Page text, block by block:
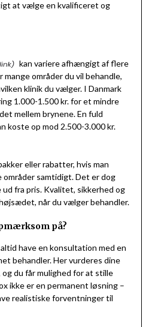
at vælge en kvalificeret og
kan variere afhængigt af flere
områder du vil behandle,
klinik du vælger. I Danmark
1.000-1.500 kr. for et mindre
mellem brynene. En fuld
koste op mod 2.500-3.000 kr.
eller rabatter, hvis man
samtidigt. Det er dog
fra pris. Kvalitet, sikkerhed og
når du vælger behandler.
på?
have en konsultation med en
behandler. Her vurderes dine
du får mulighed for at stille
ikke er en permanent løsning –
realistiske forventninger til